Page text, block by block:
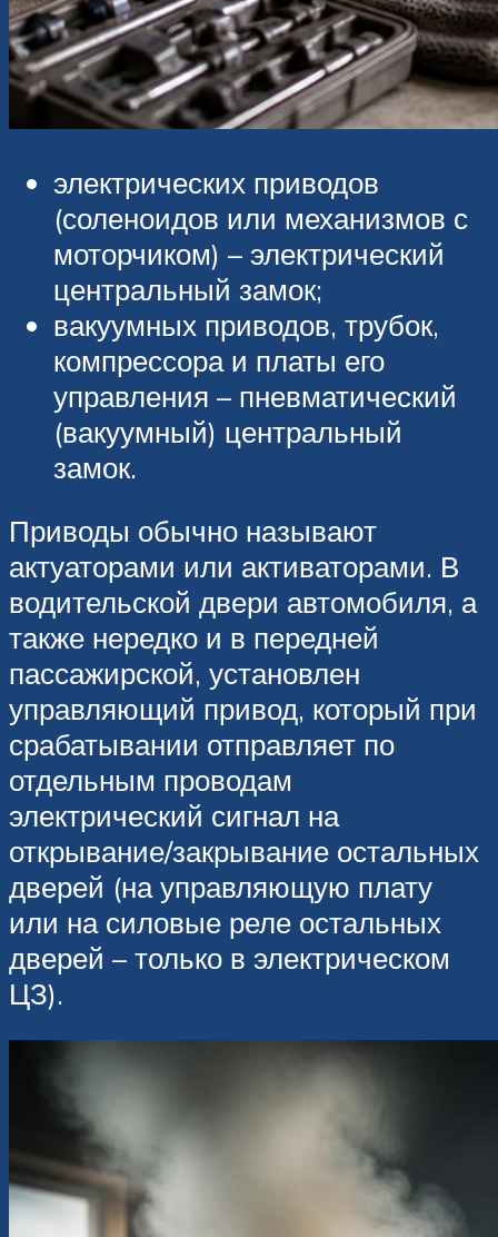
электрических приводов
(соленоидов или механизмов с
моторчиком) – электрический
центральный замок;
вакуумных приводов, трубок,
компрессора и платы его
управления – пневматический
(вакуумный) центральный
замок.
Приводы обычно называют
актуаторами или активаторами. В
водительской двери автомобиля, а
также нередко и в передней
пассажирской, установлен
управляющий привод, который при
срабатывании отправляет по
отдельным проводам
электрический сигнал на
открывание/закрывание остальных
дверей (на управляющую плату
или на силовые реле остальных
дверей – только в электрическом
ЦЗ).